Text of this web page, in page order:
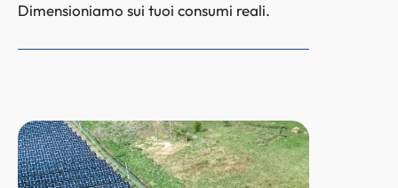
Dimensioniamo sui tuoi consumi reali.